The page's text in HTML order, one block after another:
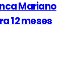
Mariano
12 meses